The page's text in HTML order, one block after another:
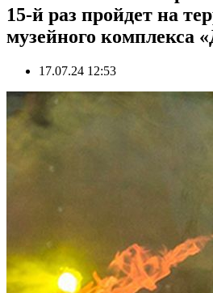
15-й раз пройдет на
музейного комплекса
17.07.24 12:53